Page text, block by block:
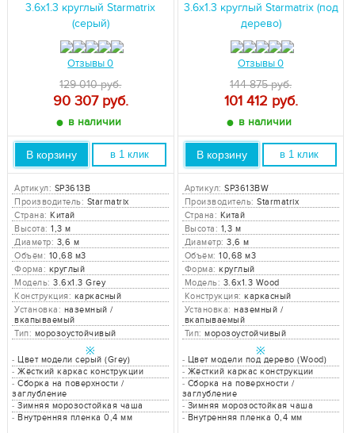
3.6x1.3 круглый Starmatrix
(серый)
Отзывы 0
129 010 руб.
90 307руб.
● в наличии
В корзину в 1 клик
Артикул: SP3613B
Производитель: Starmatrix
Страна:Китай
Высота:1,3 м
Диаметр: 3,6 м
Объём: 10,68 м3
Форма: круглый
Модель:3.6x1.3 Grey
Конструкция: каркасный
Установка: наземный /
вкапываемый
Тип: морозоустойчивый
※
-Цвет модели серый (Grey)
-Жёсткий каркас конструкции
-Сборка на поверхности /
заглубление
-Зимняя морозостойкая чаша
-Внутренняя пленка 0,4 мм
3.6x1.3 круглый Starmatrix (под
дерево)
Отзывы 0
144 875 руб.
101 412 руб.
● в наличии
В корзину в 1 клик
Артикул:SP3613BW
Производитель:Starmatrix
Страна: Китай
Высота: 1,3 м
Диаметр:3,6 м
Объём:10,68 м3
Форма:круглый
Модель: 3.6x1.3 Wood
Конструкция:каркасный
Установка:наземный /
вкапываемый
Тип:морозоустойчивый
※
- Цвет модели под дерево (Wood)
- Жёсткий каркас конструкции
- Сборка на поверхности /
заглубление
- Зимняя морозостойкая чаша
- Внутренняя пленка 0,4 мм